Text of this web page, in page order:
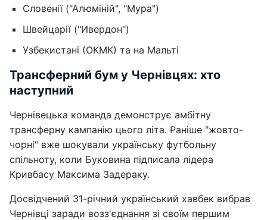
Словенії ("Алюміній", "Мура")
Швейцарії ("Ивердон")
Узбекистані (ОКМК) та на Мальті
Трансферний бум у Чернівцях: хто
наступний
Чернівецька команда демонструє амбітну
трансферну кампанію цього літа. Раніше "жовто-
чорні" вже шокували українську футбольну
спільноту, коли Буковина підписала лідера
Кривбасу Максима Задераку.
Досвідчений 31-річний український хавбек вибрав
Чернівці заради возз'єднання зі своїм першим